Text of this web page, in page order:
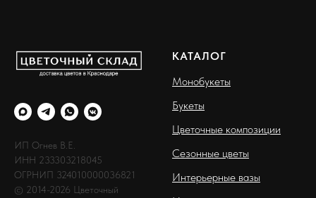
ИП Огнев В.Е.
ИНН 233303218045
ОГРНИП 324010000036821
© 2014-2026 Цветочный
КАТАЛОГ
Монобукеты
Букеты
Цветочные композиции
Сезонные цветы
Интерьерные вазы